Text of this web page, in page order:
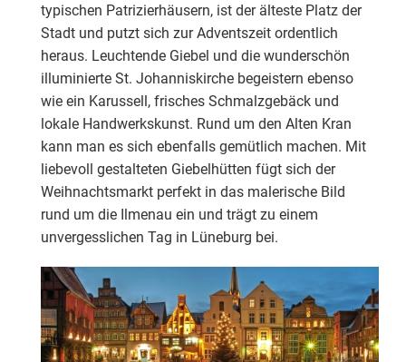
typischen Patrizierhäusern, ist der älteste Platz der
Stadt und putzt sich zur Adventszeit ordentlich
heraus. Leuchtende Giebel und die wunderschön
illuminierte St. Johanniskirche begeistern ebenso
wie ein Karussell, frisches Schmalzgebäck und
lokale Handwerkskunst. Rund um den Alten Kran
kann man es sich ebenfalls gemütlich machen. Mit
liebevoll gestalteten Giebelhütten fügt sich der
Weihnachtsmarkt perfekt in das malerische Bild
rund um die Ilmenau ein und trägt zu einem
unvergesslichen Tag in Lüneburg bei.
Wenn durch Lüneburgs Altstadtgassen der herrliche
Duft von heißem Glühwein zieht und funkelnde Lichter
die altehrwürdigen Backsteinbauten zieren, ist eins
gewiss: Das Fest der Liebe steht vor der Tür! Am
Lüneburger Marktplatz mit dem berühmten Rathaus